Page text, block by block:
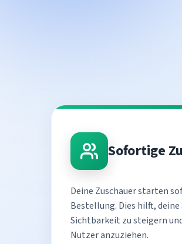
Sofortige
Deine Zuschauer starten
Bestellung. Dies hilft,
Sichtbarkeit zu steigern
Nutzer anzuziehen.